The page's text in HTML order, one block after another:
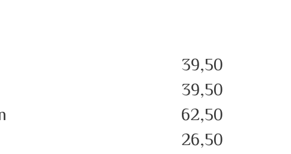
39,50
39,50
62,50
26,50